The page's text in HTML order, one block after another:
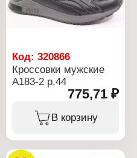
Код:320866
Кроссовки мужские
А183-2 р.44
775,71 ₽
В корзину